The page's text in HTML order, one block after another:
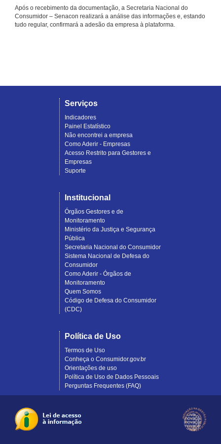
Após o recebimento da documentação, a Secretaria Nacional do
Consumidor – Senacon realizará a análise das informações e, estando
tudo regular, confirmará a adesão da empresa à plataforma.
Serviços
Indicadores
Painel Estatístico
Não encontrei a empresa
Como Aderir - Empresas
Acesso Restrito para Gestores e
Empresas
Suporte
Institucional
Órgãos Gestores e de
Monitoramento
Ministério da Justiça e Segurança
Pública
Secretaria Nacional do Consumidor
Sistema Nacional de Defesa do
Consumidor
Como Aderir - Órgãos de
Monitoramento
Quem Somos
Código de Defesa do Consumidor
(CDC)
Política de Uso
Termos de Uso
Conheça o Consumidor.gov.br
Orientações de uso
Política de Uso de Dados Pessoais
Perguntas Frequentes (FAQ)